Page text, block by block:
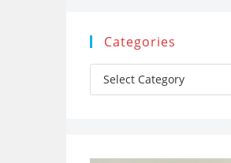
Categories
Categories